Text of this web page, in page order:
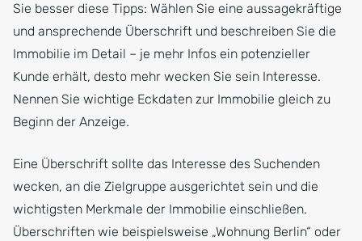
Sie besser diese Tipps: Wählen Sie eine aussagekräftige
und ansprechende Überschrift und beschreiben Sie die
Immobilie im Detail – je mehr Infos ein potenzieller
Kunde erhält, desto mehr wecken Sie sein Interesse.
Nennen Sie wichtige Eckdaten zur Immobilie gleich zu
Beginn der Anzeige.
Eine Überschrift sollte das Interesse des Suchenden
wecken, an die Zielgruppe ausgerichtet sein und die
wichtigsten Merkmale der Immobilie einschließen.
Überschriften wie beispielsweise „Wohnung Berlin“ oder